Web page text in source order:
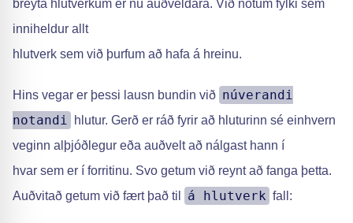
breyta hlutverkum er nú auðveldara. Við notum fylki sem
inniheldur allt
hlutverk sem við þurfum að hafa á hreinu.
Hins vegar er þessi lausn bundin við núverandi
notandi
hlutur. Gerð er ráð fyrir að hluturinn sé einhvern
veginn alþjóðlegur eða auðvelt að nálgast hann í
hvar sem er í forritinu. Svo getum við reynt að fanga þetta.
Auðvitað getum við fært það til
á hlutverk fall: